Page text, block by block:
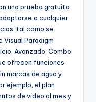
una prueba gratuita
a cualquier
tal como se
Visual Paradigm
Avanzado, Combo
ofrecen funciones
marcas de agua y
ejemplo, el plan
de video al mes y